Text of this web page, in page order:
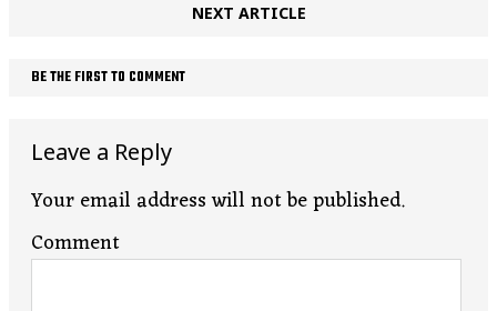
NEXT ARTICLE
BE THE FIRST TO COMMENT
Leave a Reply
Your email address will not be published.
Comment